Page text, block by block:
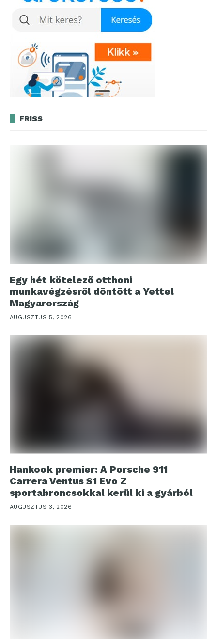
FRISS
Egy hét kötelező otthoni
munkavégzésről döntött a Yettel
Magyarország
AUGUSZTUS 5, 2026
Hankook premier: A Porsche 911
Carrera Ventus S1 Evo Z
sportabroncsokkal kerül ki a gyárból
AUGUSZTUS 3, 2026